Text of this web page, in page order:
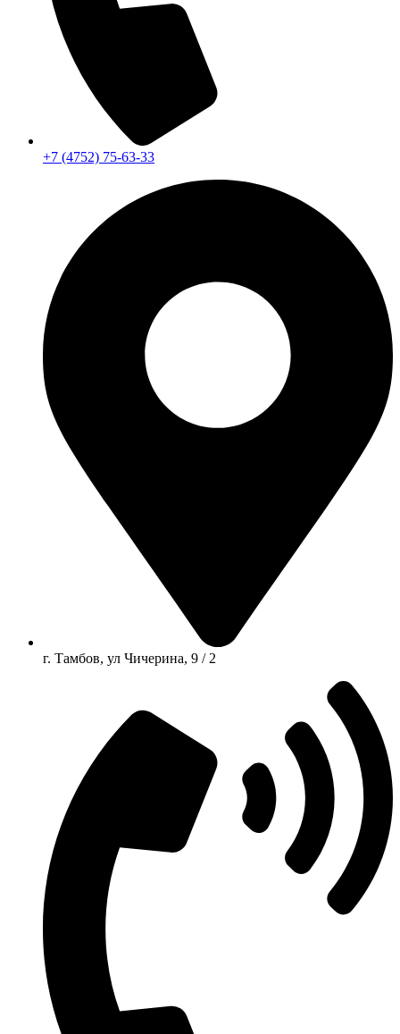
+7 (4752) 75-63-33
г. Тамбов, ул Чичерина, 9 / 2